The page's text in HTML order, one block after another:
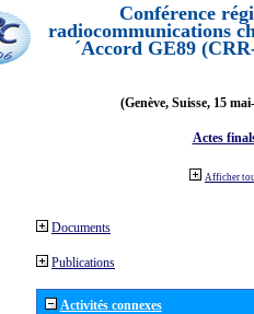
Conférence
radiocommunications
´Accord GE89
(Genève, Suisse, 15
Actes
Afficher
Documents
Publications
Activités connexes